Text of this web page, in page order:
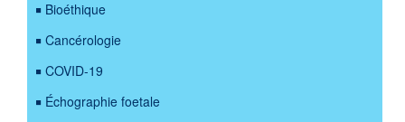
Bioéthique
Cancérologie
COVID-19
Échographie foetale